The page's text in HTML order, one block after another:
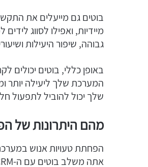
בוטים גם מייעלים את
מיידיות, ואפילו לסווג
גבוהה, שיפור היעילות
שלך יכול להוביל לתפעול
מהם היתרונות של